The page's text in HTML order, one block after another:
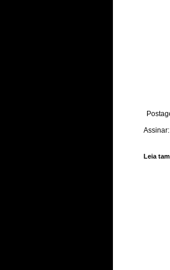
Assinar:
Leia